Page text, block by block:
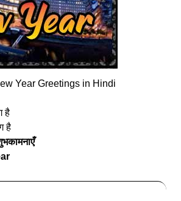
Year Greetings in Hindi
है
है